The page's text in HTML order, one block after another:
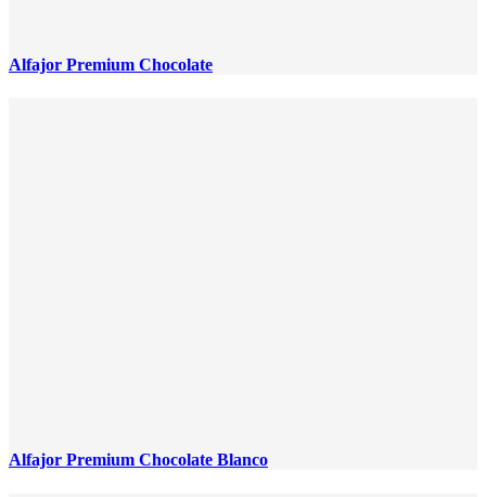
Alfajor Premium Chocolate
Alfajor Premium Chocolate Blanco